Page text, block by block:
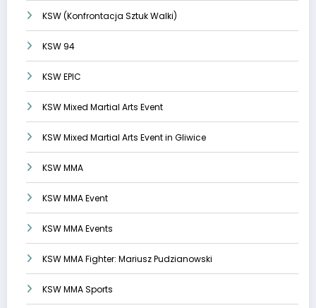
KSW (Konfrontacja Sztuk Walki)
KSW 94
KSW EPIC
KSW Mixed Martial Arts Event
KSW Mixed Martial Arts Event in Gliwice
KSW MMA
KSW MMA Event
KSW MMA Events
KSW MMA Fighter: Mariusz Pudzianowski
KSW MMA Sports